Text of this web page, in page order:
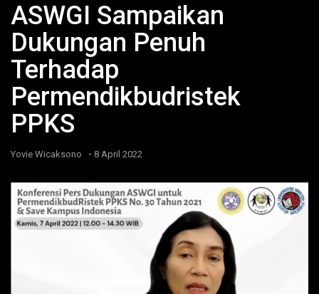
ASWGI Sampaikan
Dukungan Penuh
Terhadap
Permendikbudristek
PPKS
Yovie Wicaksono - 8 April 2022